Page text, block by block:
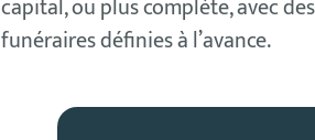
funéraires définies à l’avance.